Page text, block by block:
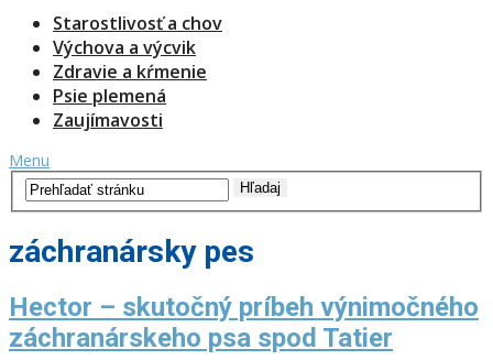
Starostlivosť a chov
Výchova a výcvik
Zdravie a kŕmenie
Psie plemená
Zaujímavosti
Menu
záchranársky pes
Hector – skutočný príbeh výnimočného
záchranárskeho psa spod Tatier